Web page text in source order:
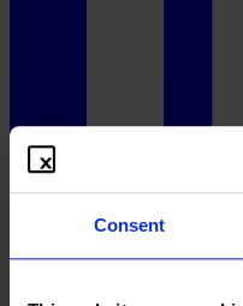
Consent